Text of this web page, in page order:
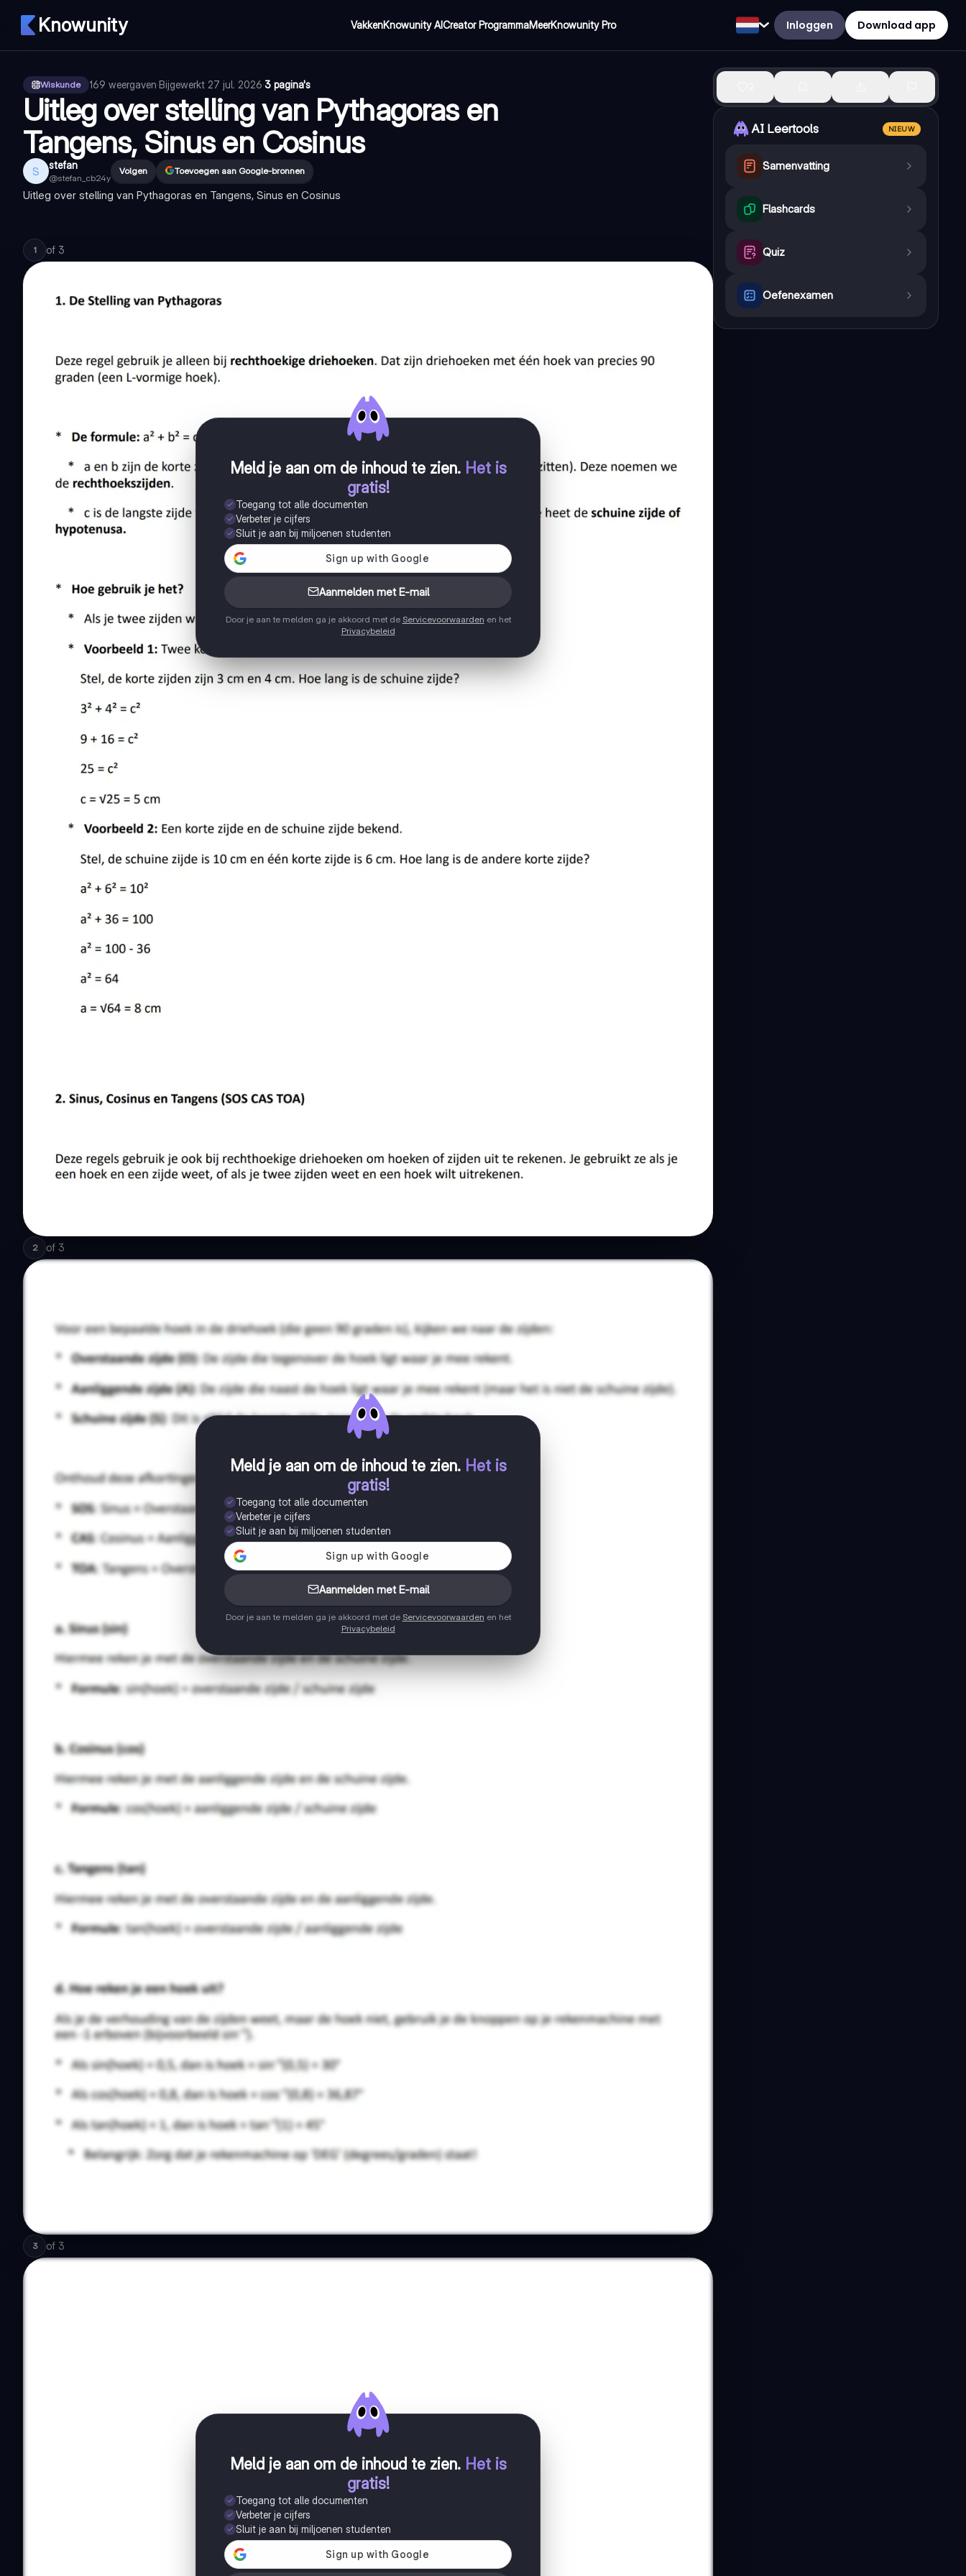
Knowunity VakkenKnowunity AICreator ProgrammaMeerKnowunity Pro Inloggen Download app
Wiskunde 169 weergaven·Bijgewerkt 27 jul. 2026·3 pagina's
Uitleg over stelling van Pythagoras en
Tangens, Sinus en Cosinus
S stefan
@stefan_cb24y
Volgen Toevoegen aan Google-bronnen
Uitleg over stelling van Pythagoras en Tangens, Sinus en Cosinus
1 of 3
Meld je aan om de inhoud te zien. Het is
gratis!
Toegang tot alle documenten
Verbeter je cijfers
Sluit je aan bij miljoenen studenten
Aanmelden met E-mail
Door je aan te melden ga je akkoord met de Servicevoorwaarden en het
Privacybeleid
2 of 3
Meld je aan om de inhoud te zien. Het is
gratis!
Toegang tot alle documenten
Verbeter je cijfers
Sluit je aan bij miljoenen studenten
Aanmelden met E-mail
Door je aan te melden ga je akkoord met de Servicevoorwaarden en het
Privacybeleid
3 of 3
Meld je aan om de inhoud te zien. Het is
gratis!
Toegang tot alle documenten
Verbeter je cijfers
Sluit je aan bij miljoenen studenten
AI Leertools NIEUW
Samenvatting
Flashcards
Quiz
Oefenexamen